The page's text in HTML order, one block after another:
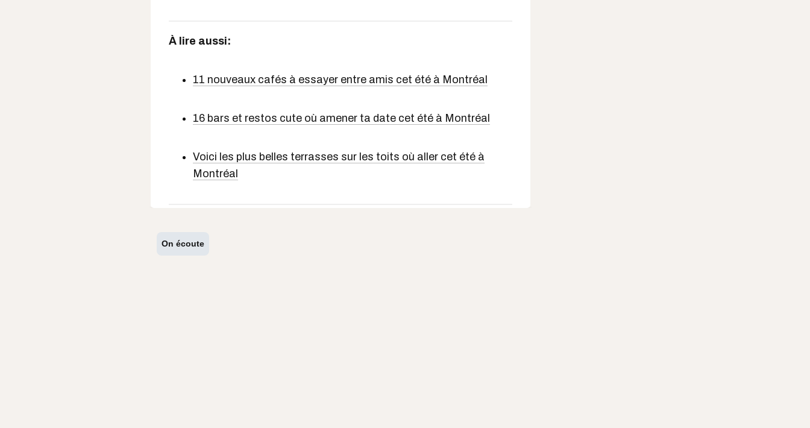
À lire aussi:
11 nouveaux cafés à essayer entre amis cet été à Montréal
16 bars et restos cute où amener ta date cet été à Montréal
Voici les plus belles terrasses sur les toits où aller cet été à
Montréal
On écoute